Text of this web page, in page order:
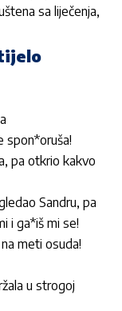
sa liječenja,
spon*oruša!
pa otkrio kakvo
Sandru, pa
i ga*iš mi se!
meti osuda!
u strogoj